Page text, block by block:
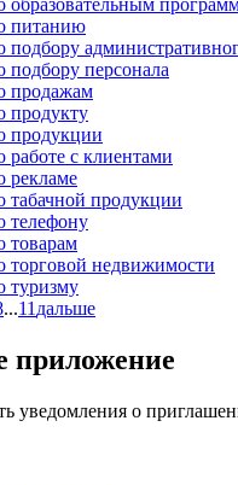
питанию
подбору
подбору персонала
продажам
продукту
продукции
работе с клиентами
рекламе
табачной продукции
телефону
товарам
торговой недвижимости
туризму
...11 дальше
приложение
уведомления о